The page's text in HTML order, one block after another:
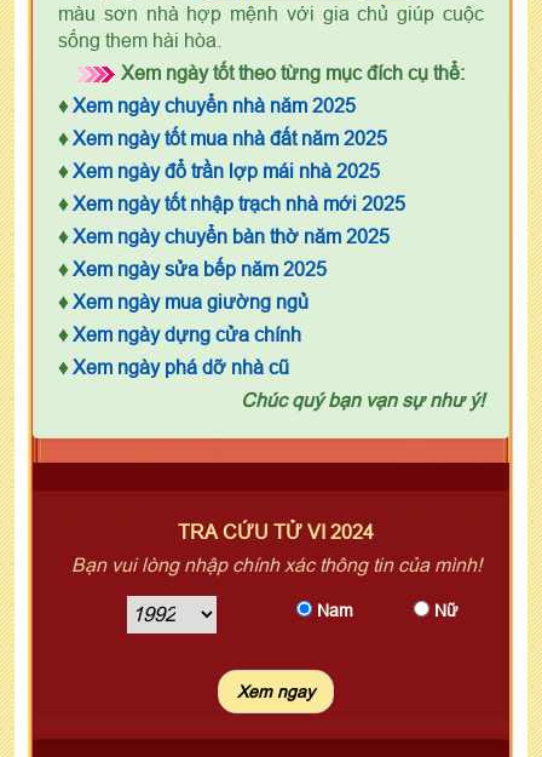
màu sơn nhà hợp mệnh với gia chủ giúp cuộc
sống them hài hòa.
Xem ngày tốt theo từng mục đích cụ thể:
♦ Xem ngày chuyển nhà năm 2025
♦ Xem ngày tốt mua nhà đất năm 2025
♦ Xem ngày đổ trần lợp mái nhà 2025
♦ Xem ngày tốt nhập trạch nhà mới 2025
♦ Xem ngày chuyển bàn thờ năm 2025
♦ Xem ngày sửa bếp năm 2025
♦ Xem ngày mua giường ngủ
♦ Xem ngày dựng cửa chính
♦ Xem ngày phá dỡ nhà cũ
Chúc quý bạn vạn sự như ý!
TRA CỨU TỬ VI 2024
Bạn vui lòng nhập chính xác thông tin của mình!
Nam Nữ